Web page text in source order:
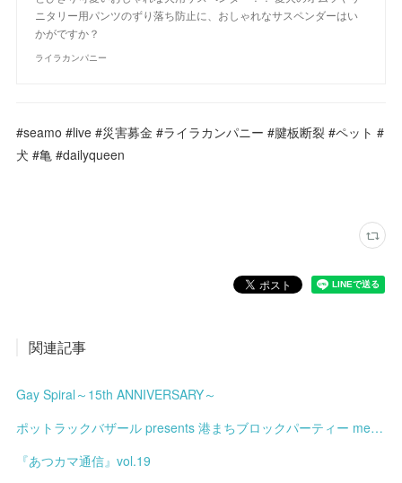
ニタリー用パンツのずり落ち防止に、おしゃれなサスペンダーはい
かがですか？
ライラカンパニー
#seamo #live #災害募金 #ライラカンパニー #腱板断裂 #ペット #
犬 #亀 #dailyqueen
関連記事
Gay Spiral～15th ANNIVERSARY～
ポットラックバザール presents 港まちブロックパーティー meets みなと土曜市
『あつカマ通信』vol.19